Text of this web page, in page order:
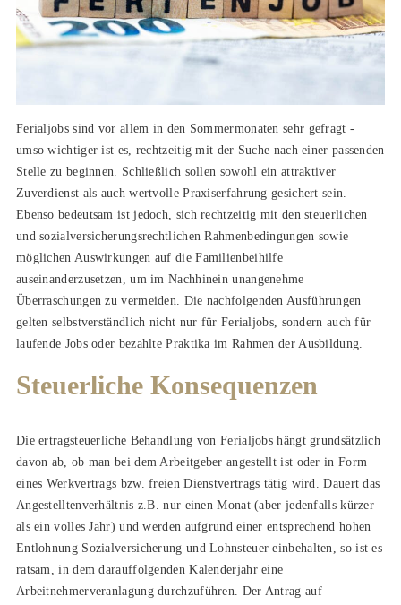
Ferialjobs sind vor allem in den Sommermonaten sehr gefragt -
umso wichtiger ist es, rechtzeitig mit der Suche nach einer passenden
Stelle zu beginnen. Schließlich sollen sowohl ein attraktiver
Zuverdienst als auch wertvolle Praxiserfahrung gesichert sein.
Ebenso bedeutsam ist jedoch, sich rechtzeitig mit den steuerlichen
und sozialversicherungsrechtlichen Rahmenbedingungen sowie
möglichen Auswirkungen auf die Familienbeihilfe
auseinanderzusetzen, um im Nachhinein unangenehme
Überraschungen zu vermeiden. Die nachfolgenden Ausführungen
gelten selbstverständlich nicht nur für Ferialjobs, sondern auch für
laufende Jobs oder bezahlte Praktika im Rahmen der Ausbildung.
Steuerliche Konsequenzen
Die ertragsteuerliche Behandlung von Ferialjobs hängt grundsätzlich
davon ab, ob man bei dem Arbeitgeber angestellt ist oder in Form
eines Werkvertrags bzw. freien Dienstvertrags tätig wird. Dauert das
Angestelltenverhältnis z.B. nur einen Monat (aber jedenfalls kürzer
als ein volles Jahr) und werden aufgrund einer entsprechend hohen
Entlohnung Sozialversicherung und Lohnsteuer einbehalten, so ist es
ratsam, in dem darauffolgenden Kalenderjahr eine
Arbeitnehmerveranlagung durchzuführen. Der Antrag auf